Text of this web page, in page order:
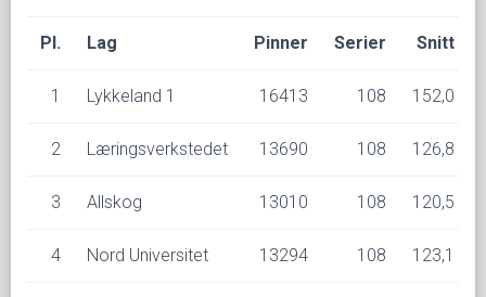
Pl. Lag Pinner Serier Snitt
1 Lykkeland 1 16413 108 152,0
2 Læringsverkstedet 13690 108 126,8
3 Allskog 13010 108 120,5
4 Nord Universitet 13294 108 123,1